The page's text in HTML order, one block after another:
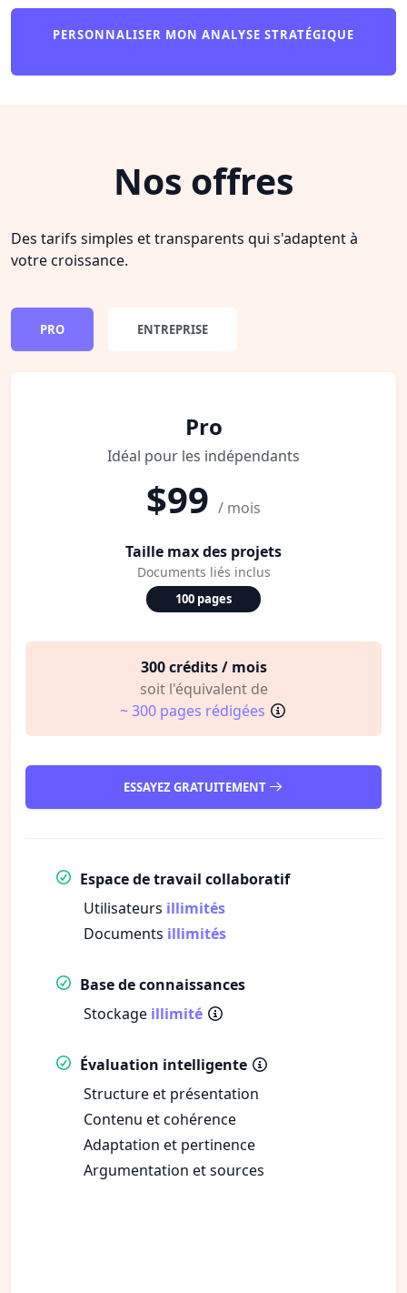
PERSONNALISER MON ANALYSE STRATÉGIQUE
Nos offres
Des tarifs simples et transparents qui s'adaptent à
votre croissance.
PRO ENTREPRISE
Pro
Idéal pour les indépendants
$99 / mois
Taille max des projets
Documents liés inclus
100 pages
300 crédits / mois
soit l'équivalent de
~ 300 pages rédigées
ESSAYEZ GRATUITEMENT
Espace de travail collaboratif
Utilisateurs illimités
Documents illimités
Base de connaissances
Stockage illimité
Évaluation intelligente
Structure et présentation
Contenu et cohérence
Adaptation et pertinence
Argumentation et sources